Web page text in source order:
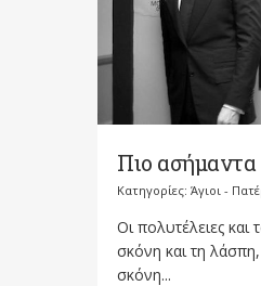
Πιο
Κατηγορίες: Άγιοι -
Οι πολυτέλειες και
σκόνη και τη
σκόνη...